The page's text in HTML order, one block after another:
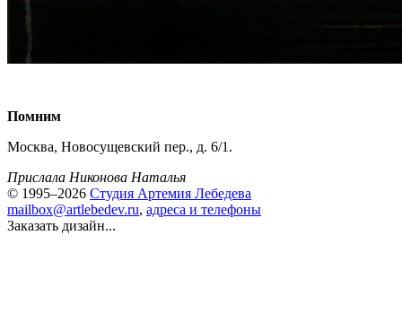
Помним
Москва, Новосущевский пер., д. 6/1.
Прислала Никонова Наталья
© 1995–2026 Студия Артемия Лебедева
mailbox@artlebedev.ru, адреса и телефоны
Заказать дизайн...